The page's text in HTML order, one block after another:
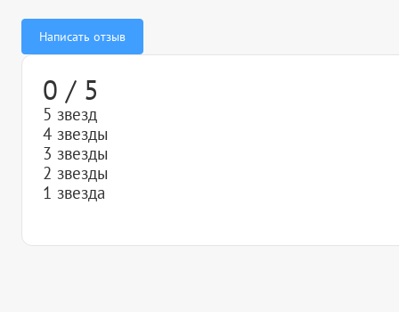
Написать отзыв
0 / 5
5 звезд
4 звезды
3 звезды
2 звезды
1 звезда